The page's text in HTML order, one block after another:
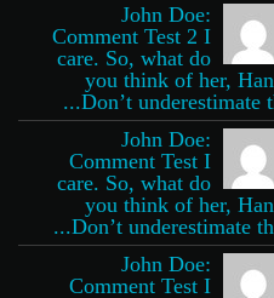
John Doe:
Comment Test 2 I
care. So, what do
you think of her,
Don’t underestimate
John Doe:
Comment Test I
care. So, what do
you think of her,
Don’t underestimate
John Doe:
Comment Test I